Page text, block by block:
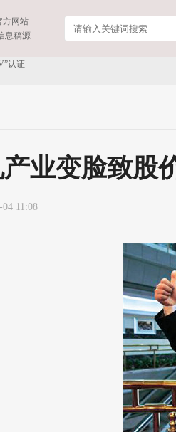
方网站
息稿源
认证
业变脸致股
11:08